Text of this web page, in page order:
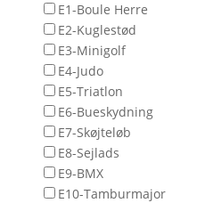
E1-Boule Herre
E2-Kuglestød
E3-Minigolf
E4-Judo
E5-Triatlon
E6-Bueskydning
E7-Skøjteløb
E8-Sejlads
E9-BMX
E10-Tamburmajor